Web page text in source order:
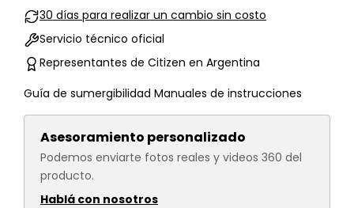
30 días para realizar un cambio sin costo
Servicio técnico oficial
Representantes de Citizen en Argentina
Guía de sumergibilidad Manuales de instrucciones
Asesoramiento personalizado
Podemos enviarte fotos reales y videos 360 del
producto.
Hablá con nosotros